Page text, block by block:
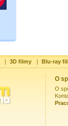
| 3D filmy | Blu-ray
O
O